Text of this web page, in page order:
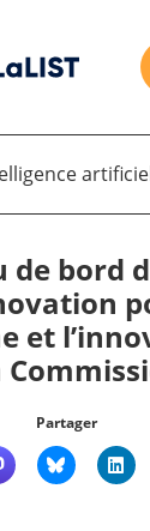
de bord
et
Partager